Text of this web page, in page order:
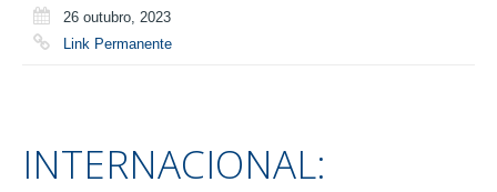
26 outubro, 2023
Link Permanente
INTERNACIONAL: